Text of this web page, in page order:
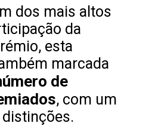
dos mais altos
da
esta
marcada
de
, com um